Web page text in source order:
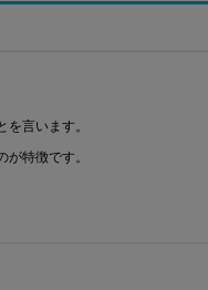
言います。
特徴です。